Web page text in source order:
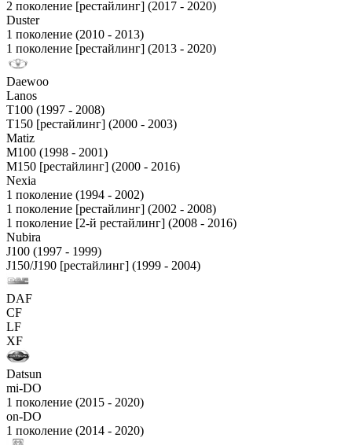
2 поколение [рестайлинг] (2017 - 2020)
Duster
1 поколение (2010 - 2013)
1 поколение [рестайлинг] (2013 - 2020)
Daewoo
Lanos
T100 (1997 - 2008)
T150 [рестайлинг] (2000 - 2003)
Matiz
M100 (1998 - 2001)
M150 [рестайлинг] (2000 - 2016)
Nexia
1 поколение (1994 - 2002)
1 поколение [рестайлинг] (2002 - 2008)
1 поколение [2-й рестайлинг] (2008 - 2016)
Nubira
J100 (1997 - 1999)
J150/J190 [рестайлинг] (1999 - 2004)
DAF
CF
LF
XF
Datsun
mi-DO
1 поколение (2015 - 2020)
on-DO
1 поколение (2014 - 2020)